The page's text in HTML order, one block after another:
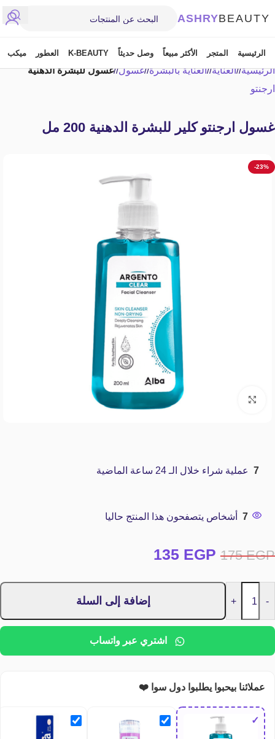
ASHRYBEAUTY
الرئيسية المتجر الأكثر مبيعاً وصل حديثاً K-BEAUTY العطور ميكب
الرئيسية/ العناية/ العناية بالبشرة/ غسول/ غسول للبشرة الدهنية
ارجنتو
غسول ارجنتو كلير للبشرة الدهنية 200 مل
-23%
Click to enlarge
7 عملية شراء خلال الـ 24 ساعة الماضية
7 أشخاص يتصفحون هذا المنتج حاليا
175EGP
135 EGP
-
+ إضافة إلى السلة
اشتري عبر واتساب
عملائنا بيحبوا يطلبوا دول سوا ❤️
✓